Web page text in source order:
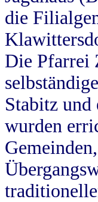
die
Die Pfarrei
Stabitz
wurden